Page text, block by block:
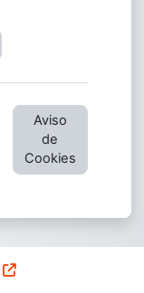
Aviso
de
Cookies